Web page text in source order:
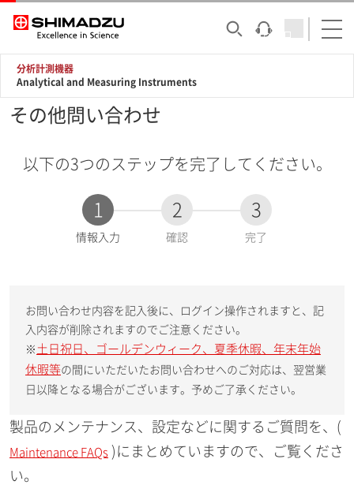
分析計測機器
Analytical and Measuring Instruments
その他問い合わせ
以下の3つのステップを完了してください。
1
現
情報入力
2
確認
3
完了
お問い合わせ内容を記入後に、ログイン操作されますと、記
入内容が削除されますのでご注意ください。
※ 土日祝日、ゴールデンウィーク、夏季休暇、年末年始
休暇等の間にいただいたお問い合わせへのご対応は、翌営業
日以降となる場合がございます。予めご了承ください。
製品のメンテナンス、設定などに関するご質問を、(
Maintenance FAQs )にまとめていますので、ご覧くださ
い。